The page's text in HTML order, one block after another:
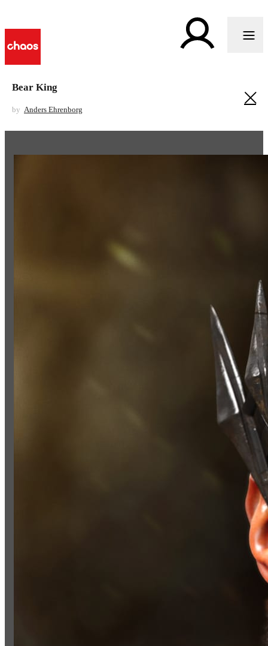
Bear King
by Anders Ehrenborg